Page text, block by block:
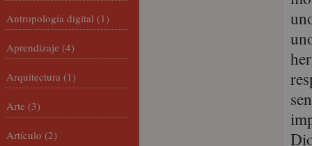
Antropología digital (1)
Aprendizaje (4)
Arquitectura (1)
Arte (3)
Artículo (2)